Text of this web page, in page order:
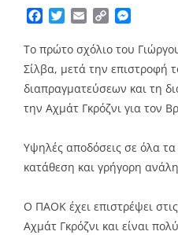
Facebook
TwitterEmailCopy
To πρώτο σχόλιο του
Σίλβα, μετά την επιστροφή
διαπραγματεύσεων και τη
την Αχμάτ Γκρόζνι για τον
Υψηλές αποδόσεις σε όλα
κατάθεση και γρήγορη
Ο ΠΑΟΚ έχει επιστρέψει
Αχμάτ Γκρόζνι και είναι